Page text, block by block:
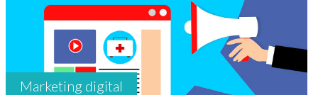
Marketing digital